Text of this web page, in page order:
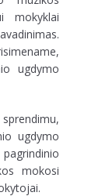
mokyklai
ugdymo
ugdymo
mokosi